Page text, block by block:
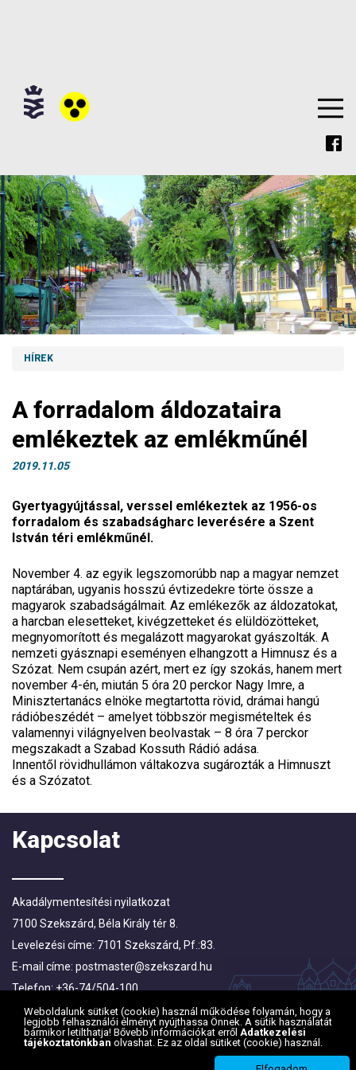
Weboldalunk sütiket (cookie) használ működése folyamán, hogy a
legjobb felhasználói élményt nyújthassa Önnek. A sütik használatát
bármikor letilthatja! Bővebb információkat erről Adatkezelési
tájékoztatónkban olvashat. Ez az oldal sütiket (cookie) használ.
HÍREK
A forradalom áldozataira
emlékeztek az emlékműnél
2019.11.05
Gyertyagyújtással, verssel emlékeztek az 1956-os
forradalom és szabadságharc leverésére a Szent
István téri emlékműnél.
November 4. az egyik legszomorúbb nap a magyar nemzet
naptárában, ugyanis hosszú évtizedekre törte össze a
magyarok szabadságálmait. Az emlékezők az áldozatokat,
a harcban elesetteket, kivégzetteket és elüldözötteket,
megnyomorított és megalázott magyarokat gyászolták. A
nemzeti gyásznapi eseményen elhangzott a Himnusz és a
Szózat. Nem csupán azért, mert ez így szokás, hanem mert
november 4-én, miután 5 óra 20 perckor Nagy Imre, a
Minisztertanács elnöke megtartotta rövid, drámai hangú
rádióbeszédét – amelyet többször megismételtek és
valamennyi világnyelven beolvastak – 8 óra 7 perckor
megszakadt a Szabad Kossuth Rádió adása.
Innentől rövidhullámon váltakozva sugározták a Himnuszt
és a Szózatot.
Kapcsolat
Akadálymentesítési nyilatkozat
7100 Szekszárd, Béla Király tér 8.
Levelezési címe: 7101 Szekszárd, Pf.:83.
E-mail címe: postmaster@szekszard.hu
Telefon: +36-74/504-100
Fax: +36-74/412-719; +36-74/510-251